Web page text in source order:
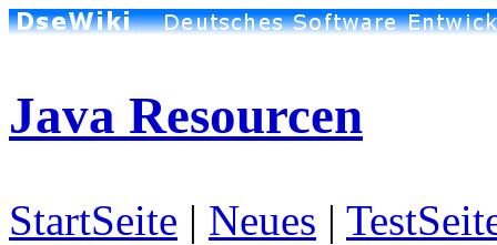
Java Resourcen
StartSeite | Neues |